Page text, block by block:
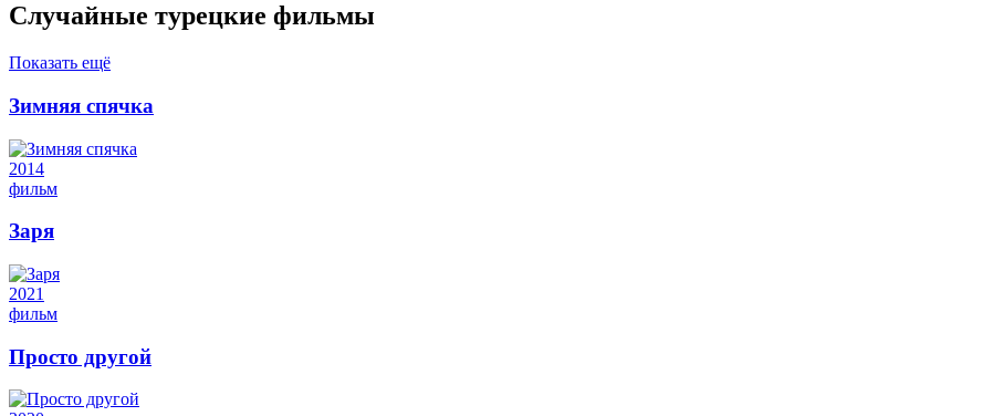
Случайные турецкие фильмы
Показать ещё
Зимняя спячка
2014
фильм
Заря
2021
фильм
Просто другой